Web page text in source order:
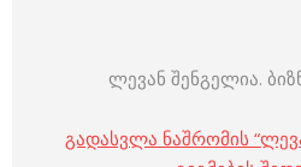
ლევან შენგელია.
გადასვლა ნაშრომის